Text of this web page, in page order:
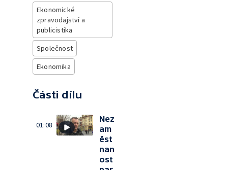
Ekonomické
zpravodajství a
publicistika
Společnost
Ekonomika
Části dílu
01:08
Nez
am
ěst
nan
ost